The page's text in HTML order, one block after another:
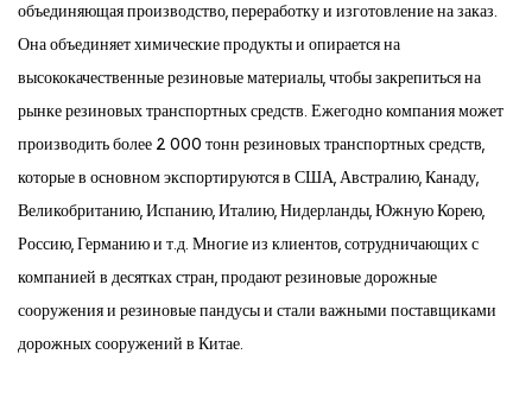
объединяющая производство, переработку и изготовление на заказ.
Она объединяет химические продукты и опирается на
высококачественные резиновые материалы, чтобы закрепиться на
рынке резиновых транспортных средств. Ежегодно компания может
производить более 2 000 тонн резиновых транспортных средств,
которые в основном экспортируются в США, Австралию, Канаду,
Великобританию, Испанию, Италию, Нидерланды, Южную Корею,
Россию, Германию и т.д. Многие из клиентов, сотрудничающих с
компанией в десятках стран, продают резиновые дорожные
сооружения и резиновые пандусы и стали важными поставщиками
дорожных сооружений в Китае.